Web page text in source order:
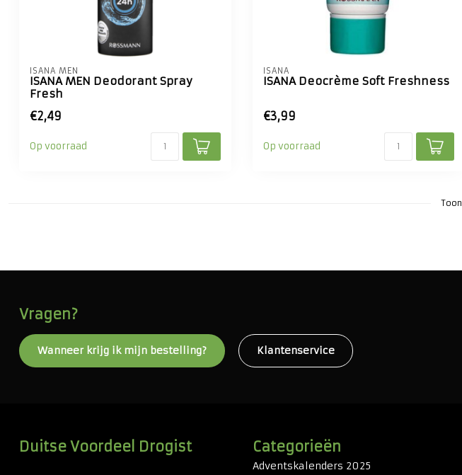
ISANA MEN
ISANA MEN Deodorant Spray
Fresh
€2,49
Op voorraad
ISANA
ISANA Deocrème Soft Freshness
€3,99
Op voorraad
Toon
Vragen?
Wanneer krijg ik mijn bestelling? Klantenservice
Duitse Voordeel Drogist Categorieën
Adventskalenders 2025